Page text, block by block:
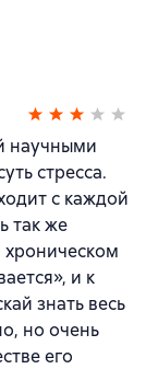
научными
стресса.
с каждой
так же
хроническом
и к
знать весь
но очень
его